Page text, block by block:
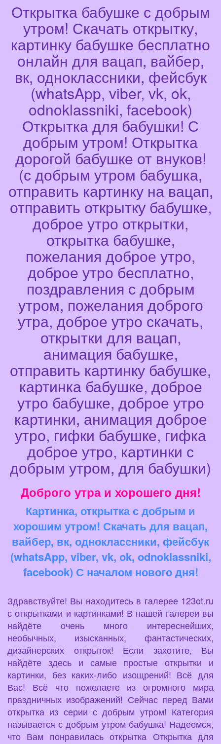
Открытка бабушке с добрым
утром! Скачать открытку,
картинку бабушке бесплатно
онлайн для вацап, вайбер,
вк, одноклассники, фейсбук
(whatsApp, viber, vk, ok,
odnoklassniki, facebook)
Открытка для бабушки! С
добрым утром! Открытка
дорогой бабушке от внуков!
(с добрым утром бабушка,
отправить картинку на вацап,
отправить открытку бабушке,
доброе утро открытки,
открытка бабушке,
пожелания доброе утро,
доброе утро бесплатно,
поздравления с добрым
утром, пожелания доброго
утра, доброе утро скачать,
открытки для вацап,
анимация бабушке,
отправить картинку бабушке,
картинка бабушке, доброе
утро бабушке, доброе утро
картинки, анимация доброе
утро, гифки бабушке, гифка
доброе утро, картинки с
добрым утром, для бабушки)
Доброго утра и хорошего дня!
Картинка, открытка с добрым и
хорошим утром! Скачать для вацап,
вайбер, вк, одноклассники, фейсбук
(whatsApp, viber, vk, ok, odnoklassniki,
facebook) С началом нового дня!
Здравствуйте! Вы находитесь в галерее 123ot.ru
с открытками и картинками! В нашей галереи вы
найдёте очень много интереснейших,
необычных, изысканных, фантастических,
дизайнерских открыток! Если захотите, Вы
найдёте здесь и самые простые открытки и
картинки, без каких-либо изощрений! Всё для
Вас! Всё что пожелаете из огромного мира
праздничных изображений! Сейчас перед Вами
открытка из серии с добрым утром! Категория
называется с добрым утром бабушка! Надеемся,
что Вам понравилась открытка Открытка для